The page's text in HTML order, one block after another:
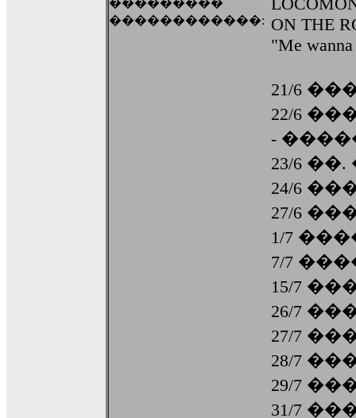
���������
������������: ON THE
"Me
21/6
22/6
-
23/6
24/6
27/6
1/7
7/7
15/7
26/7
27/7
28/7
29/7
31/7